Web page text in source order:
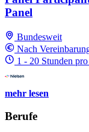
Panel
Bundesweit
Nach
1 - 20 Stunden
mehr lesen
Berufe